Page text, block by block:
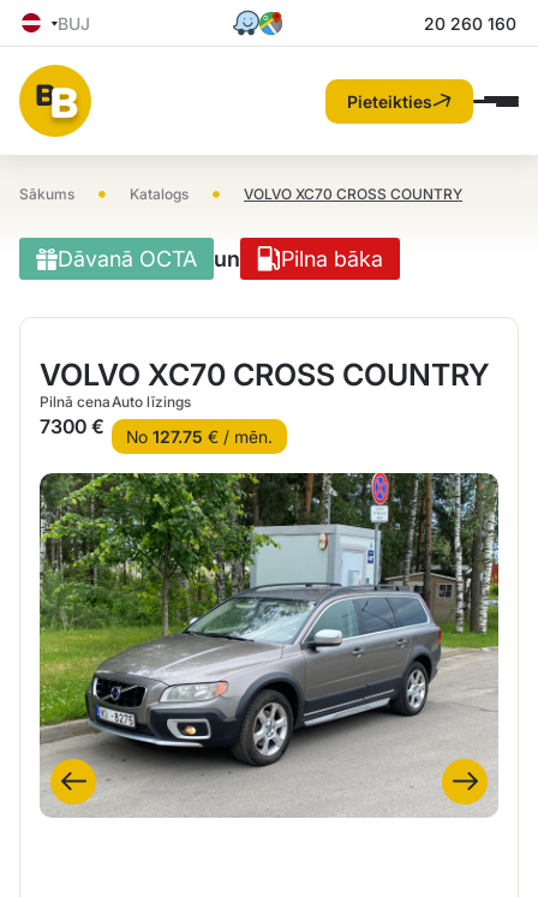
BUJ 20 260 160
Pieteikties
Sākums • Katalogs • VOLVO XC70 CROSS COUNTRY
Dāvanā OCTA un Pilna bāka
VOLVO XC70 CROSS COUNTRY
Pilnā cena
7300 €
Auto līzings
No 127.75 € / mēn.